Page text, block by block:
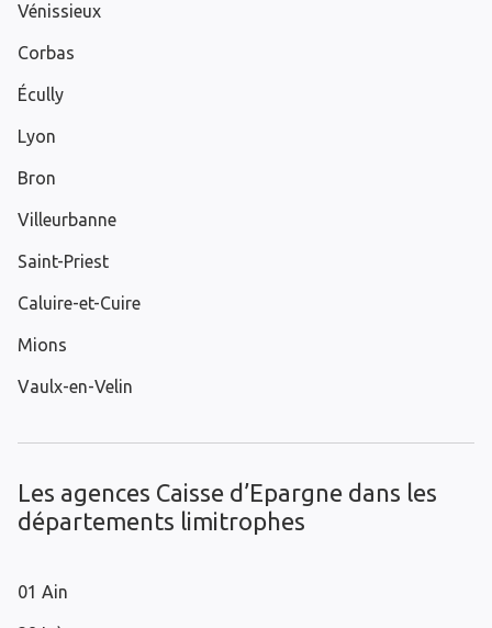
Vénissieux
Corbas
Écully
Lyon
Bron
Villeurbanne
Saint-Priest
Caluire-et-Cuire
Mions
Vaulx-en-Velin
Les agences Caisse d’Epargne dans les
départements limitrophes
01 Ain